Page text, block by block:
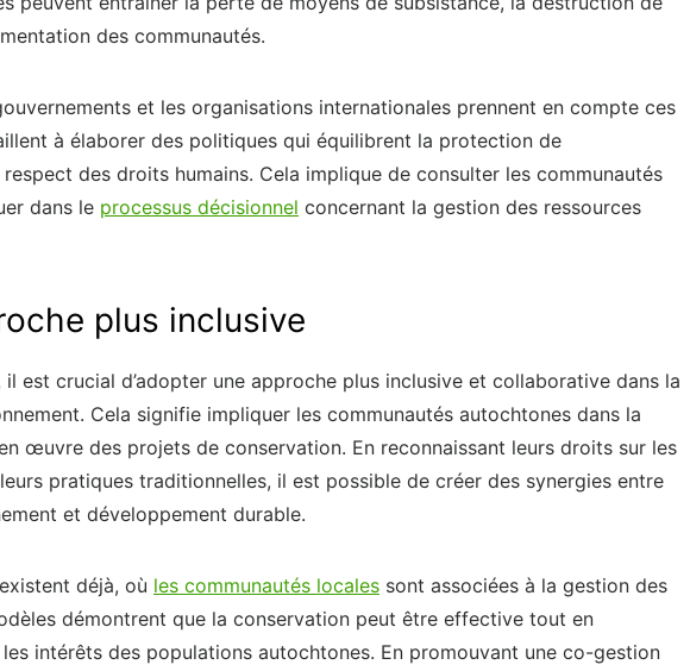
des communautés.
et les organisations internationales prennent en compte ces
à élaborer des politiques qui équilibrent la protection de
respect des droits humains. Cela implique de consulter les communautés
dans le processus décisionnel concernant la gestion des ressources
plus inclusive
est crucial d’adopter une approche plus inclusive et collaborative dans la
Cela signifie impliquer les communautés autochtones dans la
œuvre des projets de conservation. En reconnaissant leurs droits sur les
pratiques traditionnelles, il est possible de créer des synergies entre
et développement durable.
déjà, où les communautés locales sont associées à la gestion des
démontrent que la conservation peut être effective tout en
intérêts des populations autochtones. En promouvant une co-gestion